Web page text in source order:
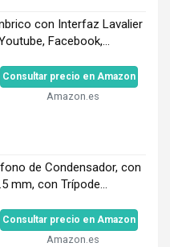
con Interfaz Lavalier
Facebook,...
Consultar precio en Amazon
Amazon.es
de Condensador, con
mm, con Trípode...
Consultar precio en Amazon
Amazon.es